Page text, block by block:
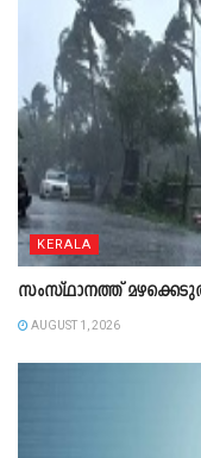
KERALA
സംസ്ഥാനത്ത്
AUGUST 1, 2026